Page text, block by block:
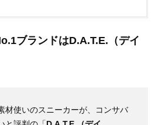
ブランドはD.A.T.E.（デイ
材使いのスニーカーが、コンサバ